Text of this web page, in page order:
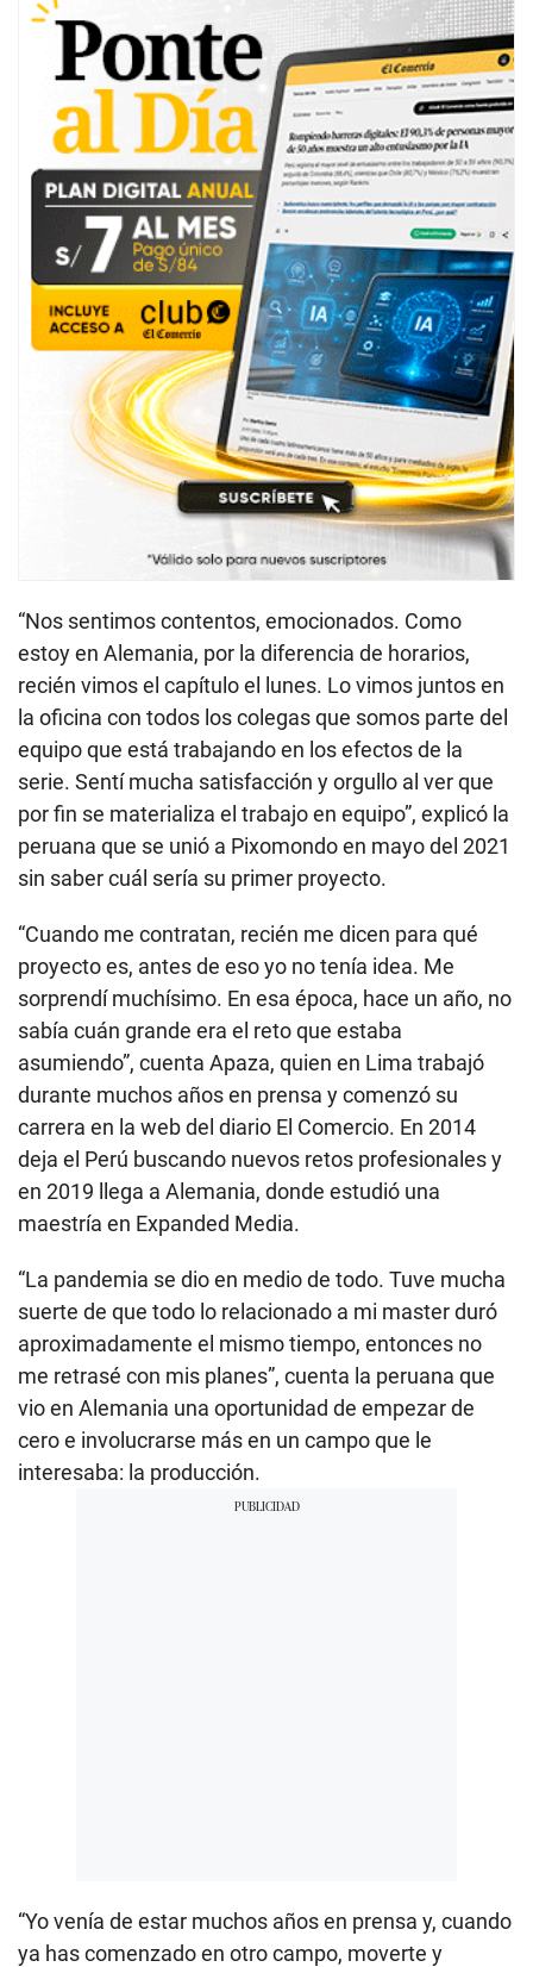
“Nos sentimos contentos, emocionados. Como
estoy en Alemania, por la diferencia de horarios,
recién vimos el capítulo el lunes. Lo vimos juntos en
la oficina con todos los colegas que somos parte del
equipo que está trabajando en los efectos de la
serie. Sentí mucha satisfacción y orgullo al ver que
por fin se materializa el trabajo en equipo”, explicó la
peruana que se unió a Pixomondo en mayo del 2021
sin saber cuál sería su primer proyecto.
“Cuando me contratan, recién me dicen para qué
proyecto es, antes de eso yo no tenía idea. Me
sorprendí muchísimo. En esa época, hace un año, no
sabía cuán grande era el reto que estaba
asumiendo”, cuenta Apaza, quien en Lima trabajó
durante muchos años en prensa y comenzó su
carrera en la web del diario El Comercio. En 2014
deja el Perú buscando nuevos retos profesionales y
en 2019 llega a Alemania, donde estudió una
maestría en Expanded Media.
“La pandemia se dio en medio de todo. Tuve mucha
suerte de que todo lo relacionado a mi master duró
aproximadamente el mismo tiempo, entonces no
me retrasé con mis planes”, cuenta la peruana que
vio en Alemania una oportunidad de empezar de
cero e involucrarse más en un campo que le
interesaba: la producción.
“Yo venía de estar muchos años en prensa y, cuando
ya has comenzado en otro campo, moverte y